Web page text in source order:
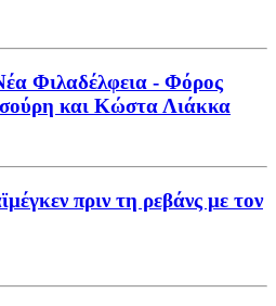
Φιλαδέλφεια - Φόρος
και Κώστα Λιάκκα
πριν τη ρεβάνς με τον